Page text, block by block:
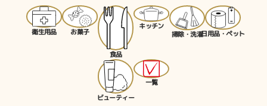
衛生用品 お菓子
食品
キッチン
掃除・洗濯日用品・ペット
ビューティー
一覧